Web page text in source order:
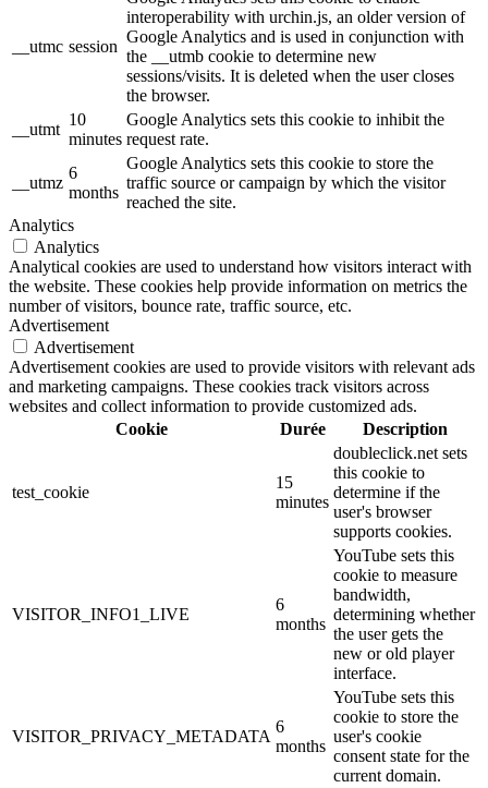
__utmc session
interoperability with urchin.js, an older version of
Google Analytics and is used in conjunction with
the __utmb cookie to determine new
sessions/visits. It is deleted when the user closes
the browser.
__utmt
10
minutes
Google Analytics sets this cookie to inhibit the
request rate.
__utmz
6
months
Google Analytics sets this cookie to store the
traffic source or campaign by which the visitor
reached the site.
Analytics
Analytics
Analytical cookies are used to understand how visitors interact with
the website. These cookies help provide information on metrics the
number of visitors, bounce rate, traffic source, etc.
Advertisement
Advertisement
Advertisement cookies are used to provide visitors with relevant ads
and marketing campaigns. These cookies track visitors across
websites and collect information to provide customized ads.
Cookie
Durée Description
test_cookie
15
minutes
doubleclick.net sets
this cookie to
determine if the
user's browser
supports cookies.
VISITOR_INFO1_LIVE
6
months
YouTube sets this
cookie to measure
bandwidth,
determining whether
the user gets the
new or old player
interface.
VISITOR_PRIVACY_METADATA
6
months
YouTube sets this
cookie to store the
user's cookie
consent state for the
current domain.